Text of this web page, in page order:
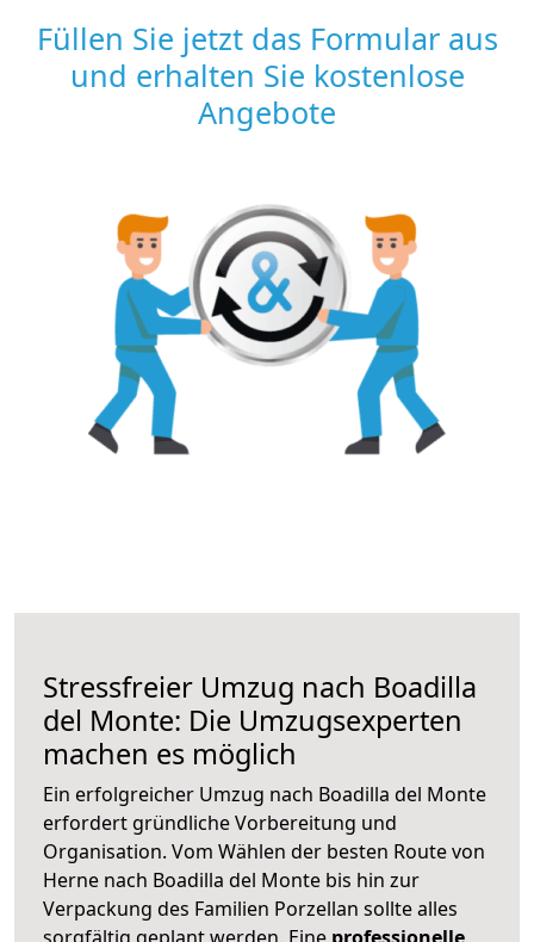
Füllen Sie jetzt das Formular aus
und erhalten Sie kostenlose
Angebote
Stressfreier Umzug nach Boadilla
del Monte: Die Umzugsexperten
machen es möglich
Ein erfolgreicher Umzug nach Boadilla del Monte
erfordert gründliche Vorbereitung und
Organisation. Vom Wählen der besten Route von
Herne nach Boadilla del Monte bis hin zur
Verpackung des Familien Porzellan sollte alles